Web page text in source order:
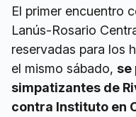
El primer encuentro
Lanús-Rosario
reservadas para los
el mismo sábado, se
simpatizantes de
contra Instituto en